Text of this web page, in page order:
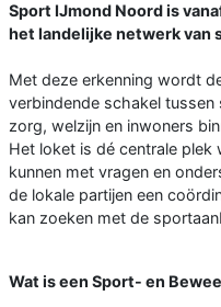
Sport IJmond Noord is
het landelijke netwerk van
Met deze erkenning wordt
verbindende schakel
zorg, welzijn en inwoners
Het loket is dé centrale
kunnen met vragen en
de lokale partijen een
kan zoeken met de
Wat is een Sport- en